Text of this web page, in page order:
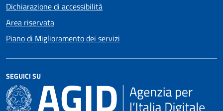
Dichiarazione di accessibilità
Area riservata
Piano di Miglioramento dei servizi
SEGUICI SU